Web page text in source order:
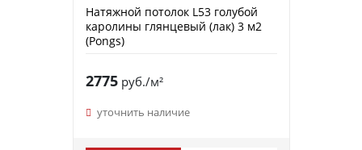
Натяжной потолок L53 голубой
каролины глянцевый (лак) 3 м2
(Pongs)
2775руб./м²
уточнить наличие